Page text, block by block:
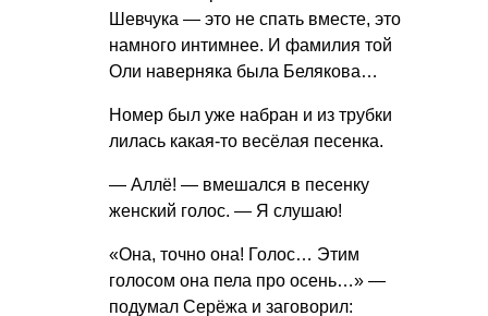
Шевчука — это не спать вместе, это
намного интимнее. И фамилия той
Оли наверняка была Белякова…
Номер был уже набран и из трубки
лилась какая-то весёлая песенка.
— Аллё! — вмешался в песенку
женский голос. — Я слушаю!
«Она, точно она! Голос… Этим
голосом она пела про осень…» —
подумал Серёжа и заговорил: